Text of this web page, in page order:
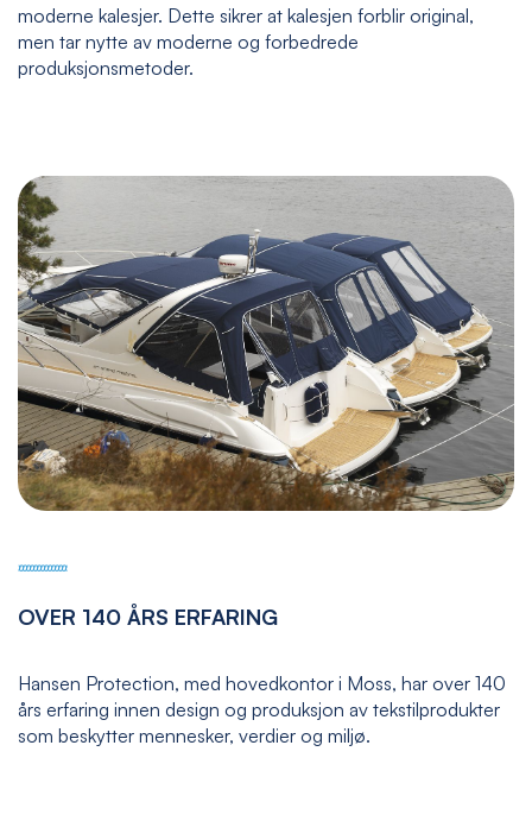
moderne kalesjer. Dette sikrer at kalesjen forblir original,
men tar nytte av moderne og forbedrede
produksjonsmetoder.
OVER 140 ÅRS ERFARING
Hansen Protection, med hovedkontor i Moss, har over 140
års erfaring innen design og produksjon av tekstilprodukter
som beskytter mennesker, verdier og miljø.